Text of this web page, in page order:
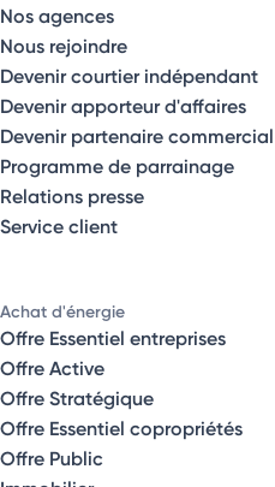
Nos agences
Nous rejoindre
Devenir courtier indépendant
Devenir apporteur d'affaires
Devenir partenaire commercial
Programme de parrainage
Relations presse
Service client
Achat d'énergie
Offre Essentiel entreprises
Offre Active
Offre Stratégique
Offre Essentiel copropriétés
Offre Public